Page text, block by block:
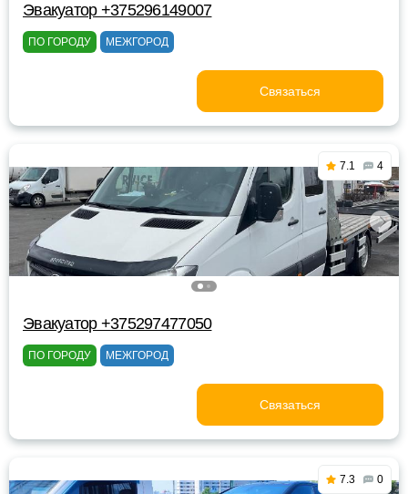
Эвакуатор +375296149007
ПО ГОРОДУ МЕЖГОРОД
Связаться
7.1 4
Эвакуатор +375297477050
ПО ГОРОДУ МЕЖГОРОД
Связаться
7.3 0